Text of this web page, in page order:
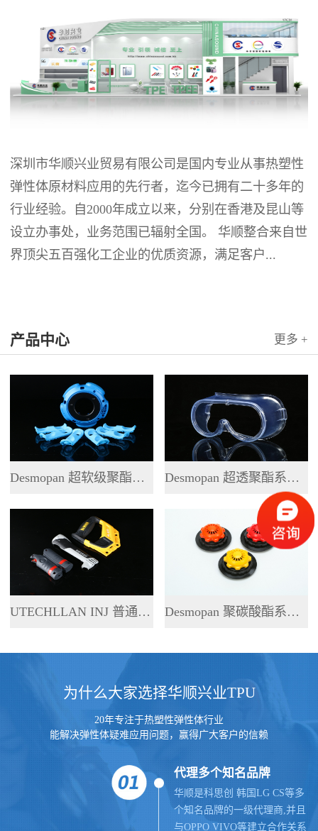
深圳市华顺兴业贸易有限公司是国内专业从事热塑性
弹性体原材料应用的先行者，迄今已拥有二十多年的
行业经验。自2000年成立以来，分别在香港及昆山等
设立办事处，业务范围已辐射全国。 华顺整合来自世
界顶尖五百强化工企业的优质资源，满足客户...
产品中心 更多 +
Desmopan 超软级聚酯系列 TPU Desmopan 超透聚酯系列 TPU
UTECHLLAN INJ 普通聚酯系列 TPU Desmopan 聚碳酸酯系列 TPU
为什么大家选择华顺兴业TPU
20年专注于热塑性弹性体行业
能解决弹性体疑难应用问题，赢得广大客户的信赖
代理多个知名品牌
华顺是科思创 韩国LG CS等多
个知名品牌的一级代理商,并且
与OPPO VIVO等建立合作关系